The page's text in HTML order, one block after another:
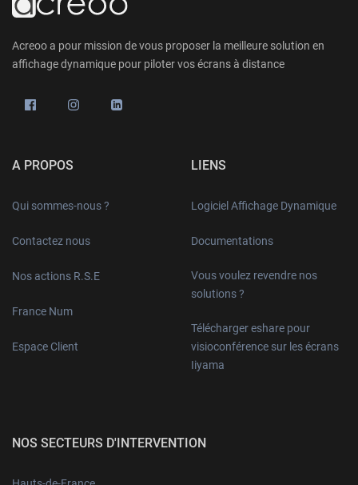
Acreoo a pour mission de vous proposer la meilleure solution en
affichage dynamique pour piloter vos écrans à distance
A PROPOS
Qui sommes-nous ?
Contactez nous
Nos actions R.S.E
France Num
Espace Client
LIENS
Logiciel Affichage Dynamique
Documentations
Vous voulez revendre nos
solutions ?
Télécharger eshare pour
visioconférence sur les écrans
Iiyama
NOS SECTEURS D'INTERVENTION